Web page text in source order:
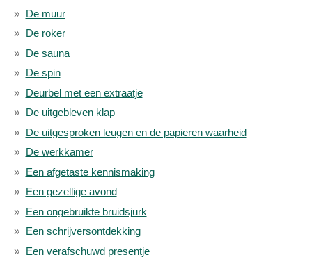
De muur
De roker
De sauna
De spin
Deurbel met een extraatje
De uitgebleven klap
De uitgesproken leugen en de papieren waarheid
De werkkamer
Een afgetaste kennismaking
Een gezellige avond
Een ongebruikte bruidsjurk
Een schrijversontdekking
Een verafschuwd presentje